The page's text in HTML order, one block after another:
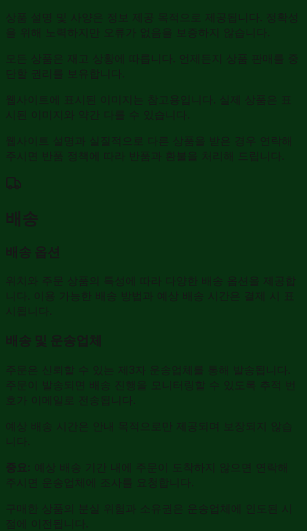
상품 설명 및 사양은 정보 제공 목적으로 제공됩니다. 정확성
을 위해 노력하지만 오류가 없음을 보증하지 않습니다.
모든 상품은 재고 상황에 따릅니다. 언제든지 상품 판매를 중
단할 권리를 보유합니다.
웹사이트에 표시된 이미지는 참고용입니다. 실제 상품은 표
시된 이미지와 약간 다를 수 있습니다.
웹사이트 설명과 실질적으로 다른 상품을 받은 경우 연락해
주시면 반품 정책에 따라 반품과 환불을 처리해 드립니다.
배송
배송 옵션
위치와 주문 상품의 특성에 따라 다양한 배송 옵션을 제공합
니다. 이용 가능한 배송 방법과 예상 배송 시간은 결제 시 표
시됩니다.
배송 및 운송업체
주문은 신뢰할 수 있는 제3자 운송업체를 통해 발송됩니다.
주문이 발송되면 배송 진행을 모니터링할 수 있도록 추적 번
호가 이메일로 전송됩니다.
예상 배송 시간은 안내 목적으로만 제공되며 보장되지 않습
니다.
중요: 예상 배송 기간 내에 주문이 도착하지 않으면 연락해
주시면 운송업체에 조사를 요청합니다.
구매한 상품의 분실 위험과 소유권은 운송업체에 인도된 시
점에 이전됩니다.